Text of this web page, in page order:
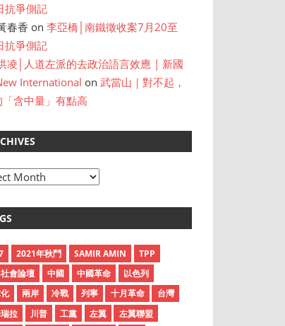
抗爭側記
春香 on李亞橋│南鐵徵收案7月20至
抗爭側記
凌│人道左派的去政治語言效應 | 新國
International on武當山｜對不起，
「含中量」有點高
2021年秋鬥 SAMIR AMIN
TPP
會論壇
中國 中國革命
以色列
兩岸 冷戰 列寧 十月革命
台灣
拉
川普 工黨 左翼
左翼聯盟